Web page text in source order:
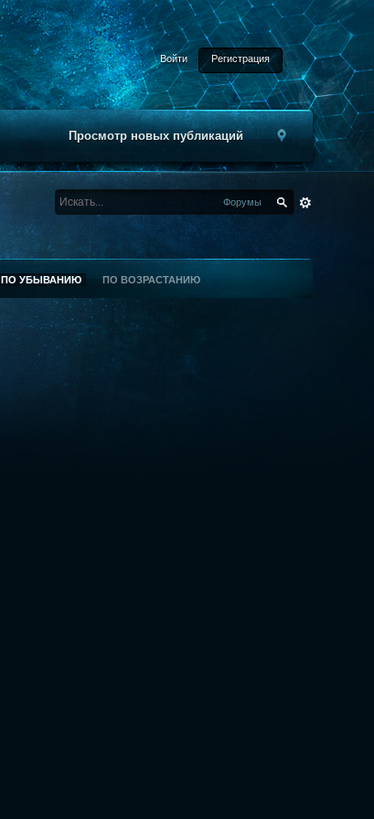
Войти Регистрация
Просмотр новых публикаций
Форумы
ПО УБЫВАНИЮ ПО ВОЗРАСТАНИЮ